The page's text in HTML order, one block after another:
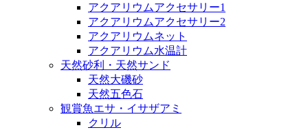
アクアリウムアクセサリー1
アクアリウムアクセサリー2
アクアリウムネット
アクアリウム水温計
天然砂利・天然サンド
天然大磯砂
天然五色石
観賞魚エサ・イサザアミ
クリル